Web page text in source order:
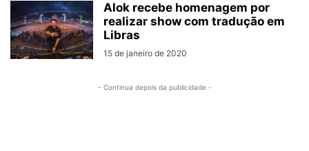
Alok recebe homenagem por
realizar show com tradução em
Libras
15 de janeiro de 2020
- Continua depois da publicidade -